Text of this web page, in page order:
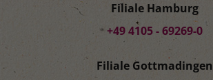
Filiale Hamburg
+49 4105 - 69269-0
Filiale Gottmadingen